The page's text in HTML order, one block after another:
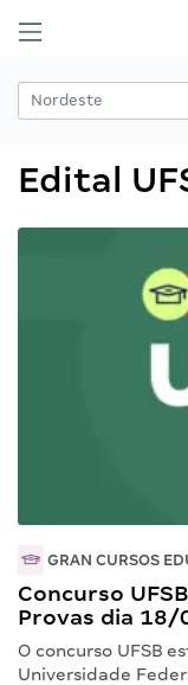
Edital
GRAN CURSOS
Concurso
Provas dia 18/
O concurso UFSB
Universidade